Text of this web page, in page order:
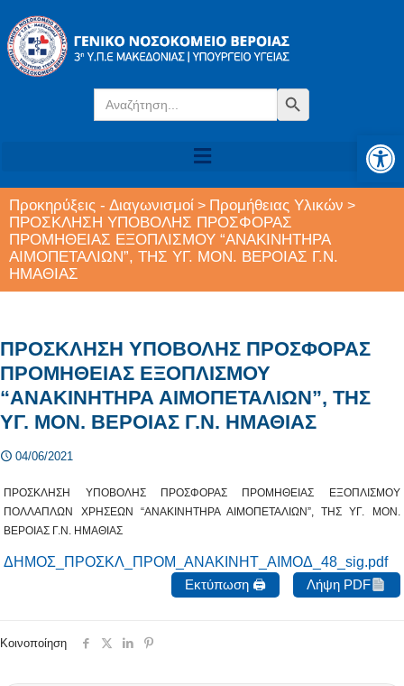
Search
for:
Search Button
Προκηρύξεις - Διαγωνισμοί > Προμήθειας Υλικών >
ΠΡΟΣΚΛΗΣΗ ΥΠΟΒΟΛΗΣ ΠΡΟΣΦΟΡΑΣ
ΠΡΟΜΗΘΕΙΑΣ ΕΞΟΠΛΙΣΜΟΥ “ΑΝΑΚΙΝΗΤΗΡΑ
ΑΙΜΟΠΕΤΑΛΙΩΝ”, ΤΗΣ ΥΓ. ΜΟΝ. ΒΕΡΟΙΑΣ Γ.Ν.
ΗΜΑΘΙΑΣ
ΠΡΟΣΚΛΗΣΗ ΥΠΟΒΟΛΗΣ ΠΡΟΣΦΟΡΑΣ
ΠΡΟΜΗΘΕΙΑΣ ΕΞΟΠΛΙΣΜΟΥ
“ΑΝΑΚΙΝΗΤΗΡΑ ΑΙΜΟΠΕΤΑΛΙΩΝ”, ΤΗΣ
ΥΓ. ΜΟΝ. ΒΕΡΟΙΑΣ Γ.Ν. ΗΜΑΘΙΑΣ
04/06/2021
ΠΡΟΣΚΛΗΣΗ ΥΠΟΒΟΛΗΣ ΠΡΟΣΦΟΡΑΣ ΠΡΟΜΗΘΕΙΑΣ ΕΞΟΠΛΙΣΜΟΥ
ΠΟΛΛΑΠΛΩΝ ΧΡΗΣΕΩΝ “ΑΝΑΚΙΝΗΤΗΡΑ ΑΙΜΟΠΕΤΑΛΙΩΝ”, ΤΗΣ ΥΓ. ΜΟΝ.
ΒΕΡΟΙΑΣ Γ.Ν. ΗΜΑΘΙΑΣ
ΔΗΜΟΣ_ΠΡΟΣΚΛ_ΠΡΟΜ_ΑΝΑΚΙΝΗΤ_ΑΙΜΟΔ_48_sig.pdf
Εκτύπωση 🖨
Λήψη PDF
Κοινοποίηση